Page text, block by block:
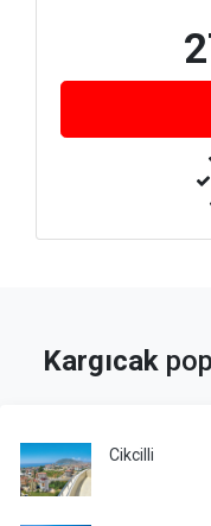
Kargıcak
Cikcilli